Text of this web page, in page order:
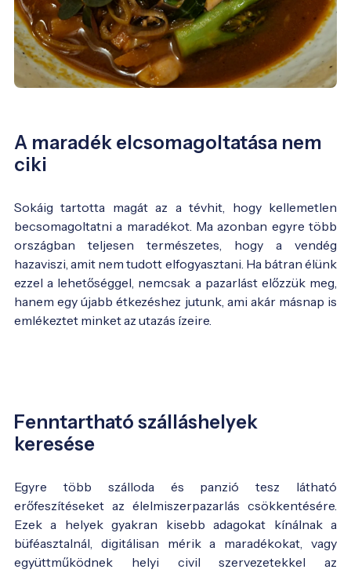
A maradék elcsomagoltatása nem
ciki
Sokáig tartotta magát az a tévhit, hogy kellemetlen
becsomagoltatni a maradékot. Ma azonban egyre több
országban teljesen természetes, hogy a vendég
hazaviszi, amit nem tudott elfogyasztani. Ha bátran élünk
ezzel a lehetőséggel, nemcsak a pazarlást előzzük meg,
hanem egy újabb étkezéshez jutunk, ami akár másnap is
emlékeztet minket az utazás ízeire.
Fenntartható szálláshelyek
keresése
Egyre több szálloda és panzió tesz látható
erőfeszítéseket az élelmiszerpazarlás csökkentésére.
Ezek a helyek gyakran kisebb adagokat kínálnak a
büféasztalnál, digitálisan mérik a maradékokat, vagy
együttműködnek helyi civil szervezetekkel az